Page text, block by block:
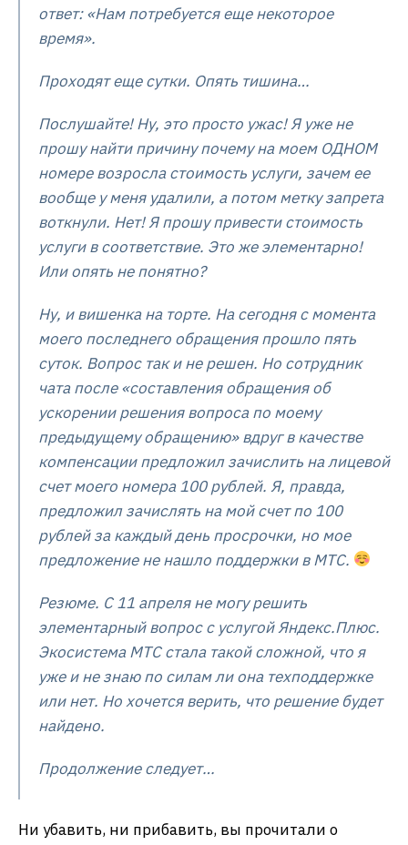
ответ: «Нам потребуется еще некоторое
время».
Проходят еще сутки. Опять тишина…
Послушайте! Ну, это просто ужас! Я уже не
прошу найти причину почему на моем ОДНОМ
номере возросла стоимость услуги, зачем ее
вообще у меня удалили, а потом метку запрета
воткнули. Нет! Я прошу привести стоимость
услуги в соответствие. Это же элементарно!
Или опять не понятно?
Ну, и вишенка на торте. На сегодня с момента
моего последнего обращения прошло пять
суток. Вопрос так и не решен. Но сотрудник
чата после «составления обращения об
ускорении решения вопроса по моему
предыдущему обращению» вдруг в качестве
компенсации предложил зачислить на лицевой
счет моего номера 100 рублей. Я, правда,
предложил зачислять на мой счет по 100
рублей за каждый день просрочки, но мое
предложение не нашло поддержки в МТС.
Резюме. С 11 апреля не могу решить
элементарный вопрос с услугой Яндекс.Плюс.
Экосистема МТС стала такой сложной, что я
уже и не знаю по силам ли она техподдержке
или нет. Но хочется верить, что решение будет
найдено.
Продолжение следует…
Ни убавить, ни прибавить, вы прочитали о